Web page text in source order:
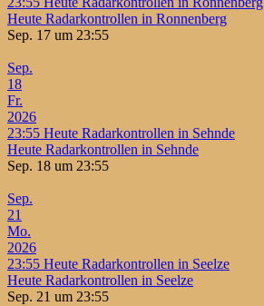
Heute Radarkontrollen in Ronnenberg
Sep. 17 um 23:55
Sep.
18
Fr.
2026
23:55 Heute Radarkontrollen in Sehnde
Heute Radarkontrollen in Sehnde
Sep. 18 um 23:55
Sep.
21
Mo.
2026
23:55 Heute Radarkontrollen in Seelze
Heute Radarkontrollen in Seelze
Sep. 21 um 23:55